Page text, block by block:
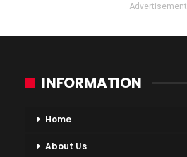
Advertisement
INFORMATION
Home
About Us